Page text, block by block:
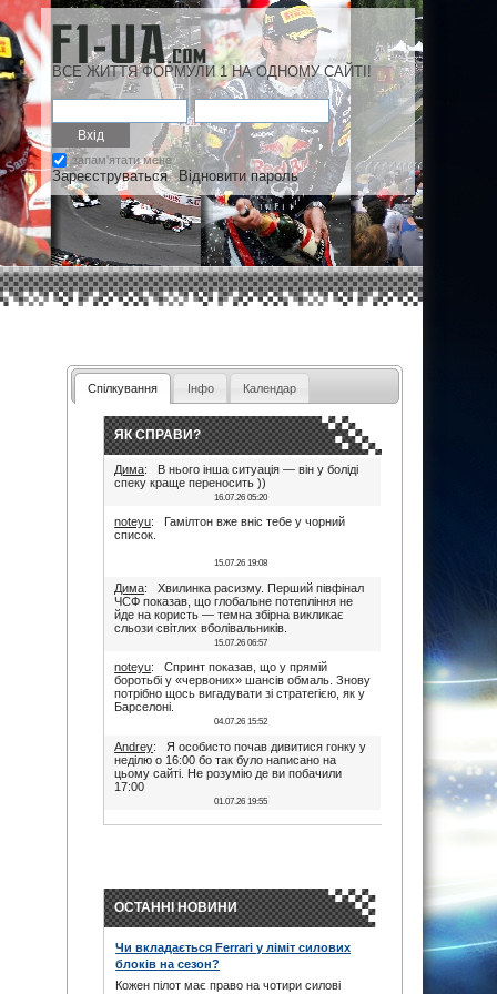
ВСЕ ЖИТТЯ ФОРМУЛИ 1 НА ОДНОМУ САЙТІ!
запам'ятати мене
Зареєструваться Відновити пароль
Спілкування Інфо Календар
ЯК СПРАВИ?
Дима: В нього інша ситуація — він у боліді
спеку краще переносить ))
16.07.26 05:20
noteyu: Гамілтон вже вніс тебе у чорний
список.
15.07.26 19:08
Дима: Хвилинка расизму. Перший півфінал
ЧСФ показав, що глобальне потепління не
йде на користь — темна збірна викликає
сльози світлих вболівальників.
15.07.26 06:57
noteyu: Спринт показав, що у прямій
боротьбі у «червоних» шансів обмаль. Знову
потрібно щось вигадувати зі стратегією, як у
Барселоні.
04.07.26 15:52
Andrey: Я особисто почав дивитися гонку у
неділю о 16:00 бо так було написано на
цьому сайті. Не розумію де ви побачили
17:00
01.07.26 19:55
Дима: Іди на..., я не заповнюю ці поля. В
maxizh: Було написано початок в 17:00. Не
трусі. Якщо руко-жоп, то визнай і сиди
тихесенько, вчись якісно працювати.
Дима: То злийся нафіг звідси, початок гонки
в 16:00. Все правильно написано було.
Червоних перехвалили. Що творили їх
ОСТАННІ НОВИНИ
Чи вкладається Ferrari у ліміт силових
блоків на сезон?
Кожен пілот має право на чотири силові